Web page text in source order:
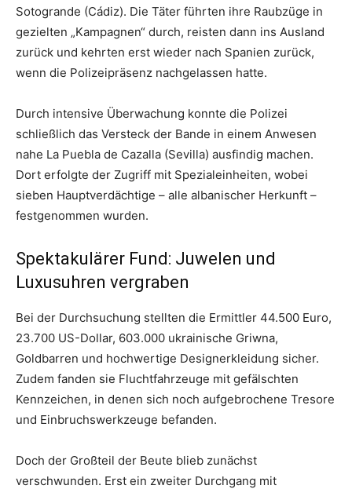
Sotogrande (Cádiz). Die Täter führten ihre Raubzüge in
gezielten „Kampagnen“ durch, reisten dann ins Ausland
zurück und kehrten erst wieder nach Spanien zurück,
wenn die Polizeipräsenz nachgelassen hatte.
Durch intensive Überwachung konnte die Polizei
schließlich das Versteck der Bande in einem Anwesen
nahe La Puebla de Cazalla (Sevilla) ausfindig machen.
Dort erfolgte der Zugriff mit Spezialeinheiten, wobei
sieben Hauptverdächtige – alle albanischer Herkunft –
festgenommen wurden.
Spektakulärer Fund: Juwelen und
Luxusuhren vergraben
Bei der Durchsuchung stellten die Ermittler 44.500 Euro,
23.700 US-Dollar, 603.000 ukrainische Griwna,
Goldbarren und hochwertige Designerkleidung sicher.
Zudem fanden sie Fluchtfahrzeuge mit gefälschten
Kennzeichen, in denen sich noch aufgebrochene Tresore
und Einbruchswerkzeuge befanden.
Doch der Großteil der Beute blieb zunächst
verschwunden. Erst ein zweiter Durchgang mit